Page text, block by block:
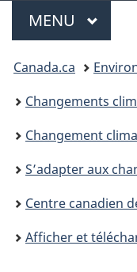
Menu
MENU
Vous
êtes
ici :
Canada.ca
Changements
Changement
S’adapter aux
Centre canadien
Afficher et